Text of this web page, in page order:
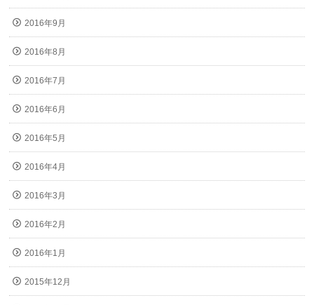
2016年9月
2016年8月
2016年7月
2016年6月
2016年5月
2016年4月
2016年3月
2016年2月
2016年1月
2015年12月